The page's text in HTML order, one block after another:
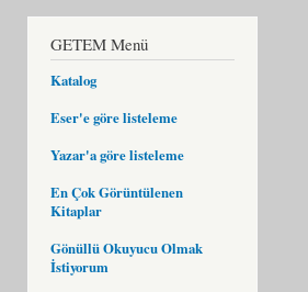
GETEM Menü
Katalog
Eser'e göre listeleme
Yazar'a göre listeleme
En Çok Görüntülenen
Kitaplar
Gönüllü Okuyucu Olmak
İstiyorum